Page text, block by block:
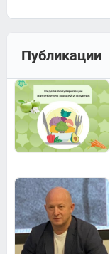
Публикации